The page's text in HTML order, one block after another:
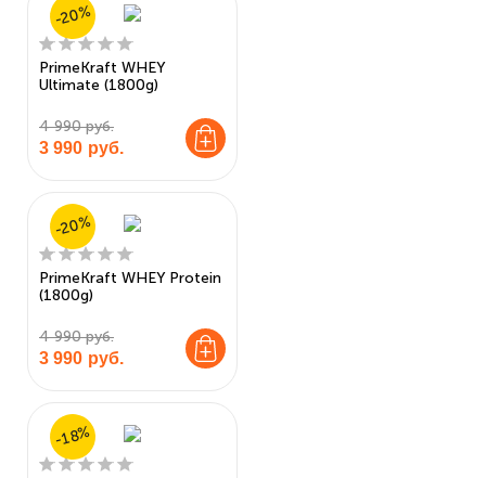
PrimeKraft WHEY
Ultimate (1800g)
4 990 руб.
3 990 руб.
-20%
PrimeKraft WHEY Protein
(1800g)
4 990 руб.
3 990 руб.
-20%
-18%